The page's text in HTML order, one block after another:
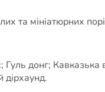
та мініатюрних
донг;